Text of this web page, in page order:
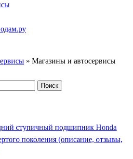
» Магазины и автосервисы
ступичный подшипник Honda
поколения (описание, отзывы,